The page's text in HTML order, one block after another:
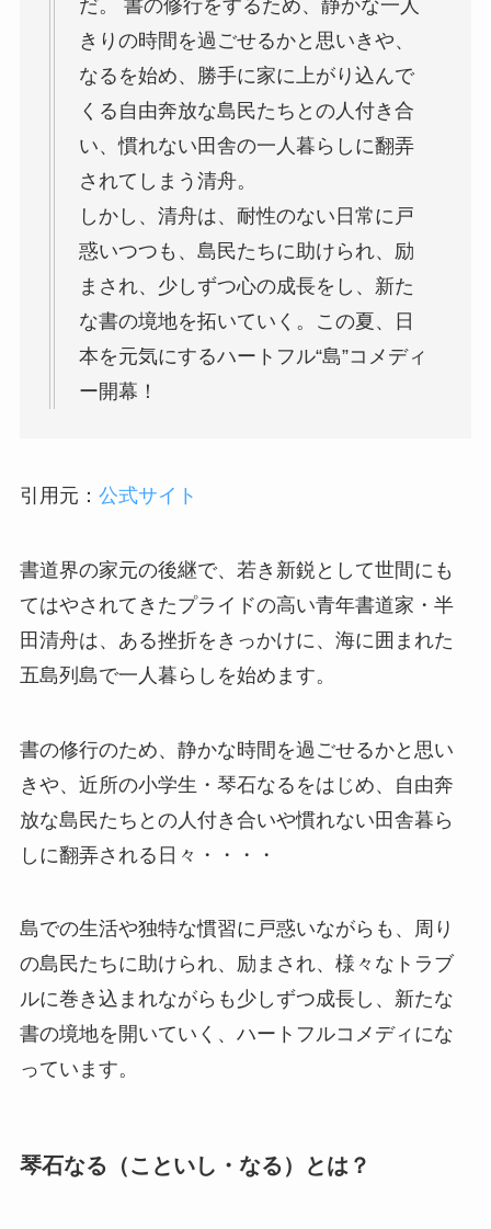
だ。 書の修行をするため、静かな一人
きりの時間を過ごせるかと思いきや、
なるを始め、勝手に家に上がり込んで
くる自由奔放な島民たちとの人付き合
い、慣れない田舎の一人暮らしに翻弄
されてしまう清舟。
しかし、清舟は、耐性のない日常に戸
惑いつつも、島民たちに助けられ、励
まされ、少しずつ心の成長をし、新た
な書の境地を拓いていく。この夏、日
本を元気にするハートフル“島”コメディ
ー開幕！
引用元： 公式サイト
書道界の家元の後継で、若き新鋭として世間にも
てはやされてきたプライドの高い青年書道家・ 半
田清舟は、 ある挫折をきっかけに、海に囲まれた
五島列島で一人暮らしを始めます。
書の修行のため、静かな時間を過ごせるかと思い
きや、近所の小学生・琴石なるをはじめ、自由奔
放な島民たちとの人付き合いや慣れない田舎暮ら
しに翻弄される日々・・・・
島での生活や独特な慣習に戸惑いながらも、周り
の島民たちに助けられ、励まされ、様々なトラブ
ルに巻き込まれながらも少しずつ成長し、新たな
書の境地を開いていく、ハートフルコメディにな
っています。
琴石なる（こといし・なる）とは？